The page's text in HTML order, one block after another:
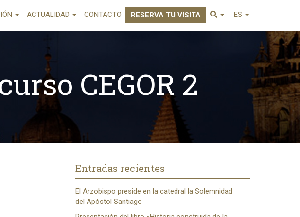
ACTUALIDAD CONTACTO RESERVA TU VISITA ES
CEGOR 2
Entradas recientes
El Arzobispo preside en la catedral la Solemnidad
del Apóstol Santiago